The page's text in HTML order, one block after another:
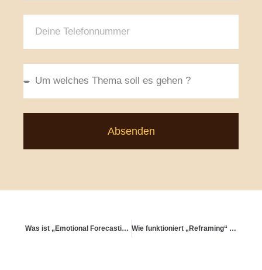
Absenden
Was ist „Emotional Forecasting“ für meine Altersstrategie? Wie funktioniert „Reframing“ von Geldthemen?